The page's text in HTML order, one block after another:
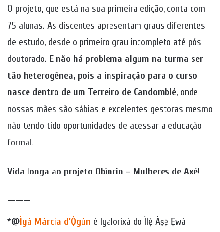
O projeto, que está na sua primeira edição, conta com
75 alunas. As discentes apresentam graus diferentes
de estudo, desde o primeiro grau incompleto até pós
doutorado. E não há problema algum na turma ser
tão heterogênea, pois a inspiração para o curso
nasce dentro de um Terreiro de Candomblé, onde
nossas mães são sábias e excelentes gestoras mesmo
não tendo tido oportunidades de acessar a educação
formal.
Vida longa ao projeto Obìnrin – Mulheres de Axé!
———
*@Ìyá Márcia d’Ọ̀gún é Iyalorixá do Ìlẹ̀ Àṣẹ Ẹwà